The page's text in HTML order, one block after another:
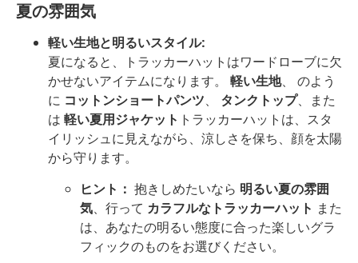
夏の雰囲気
軽い生地と明るいスタイル:
夏になると、トラッカーハットはワードローブに欠
かせないアイテムになります。 軽い生地、 のよう
に コットンショートパンツ、 タンクトップ、また
は 軽い夏用ジャケット トラッカーハットは、スタ
イリッシュに見えながら、涼しさを保ち、顔を太陽
から守ります。
ヒント： 抱きしめたいなら 明るい夏の雰囲
気、行って カラフルなトラッカーハット また
は、あなたの明るい態度に合った楽しいグラ
フィックのものをお選びください。